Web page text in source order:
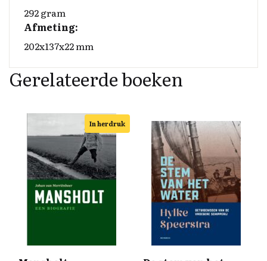
292 gram
Afmeting:
202x137x22 mm
Gerelateerde boeken
In herdruk